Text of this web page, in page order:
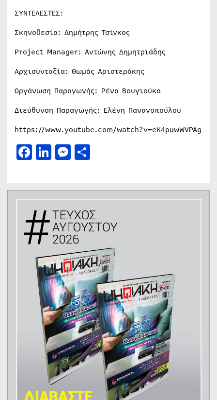
ΣΥΝΤΕΛΕΣΤΕΣ:
Σκηνοθεσία: Δημήτρης Τσίγκος
Project Manager: Αντώνης Δημητριάδης
Αρχισυνταξία: Θωμάς Αριστεράκης
Οργάνωση Παραγωγής: Ρένα Βουγιούκα
Διεύθυνση Παραγωγής: Ελένη Παναγοπούλου
https://www.youtube.com/watch?v=eK4puwWVPAg
Facebook
LinkedIn
Messenger